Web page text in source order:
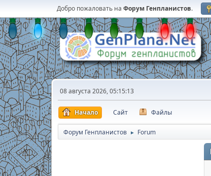
Добро пожаловать на Форум Генпланистов.
08 августа 2026, 05:15:13
Начало Сайт Файлы
Форум Генпланистов ► Forum